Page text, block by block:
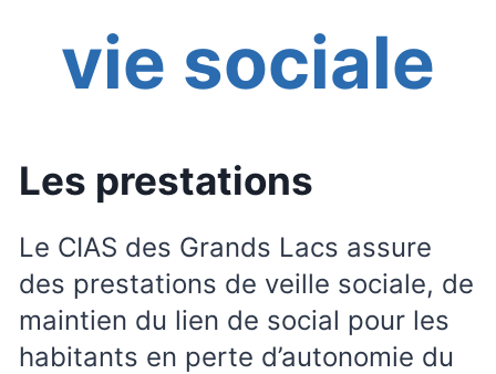
vie sociale
Les prestations
Le CIAS des Grands Lacs assure
des prestations de veille sociale, de
maintien du lien de social pour les
habitants en perte d’autonomie du